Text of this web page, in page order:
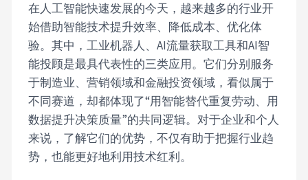
在人工智能快速发展的今天，越来越多的行业开
始借助智能技术提升效率、降低成本、优化体
验。其中，工业机器人、AI流量获取工具和AI智
能投顾是最具代表性的三类应用。它们分别服务
于制造业、营销领域和金融投资领域，看似属于
不同赛道，却都体现了“用智能替代重复劳动、用
数据提升决策质量”的共同逻辑。对于企业和个人
来说，了解它们的优势，不仅有助于把握行业趋
势，也能更好地利用技术红利。